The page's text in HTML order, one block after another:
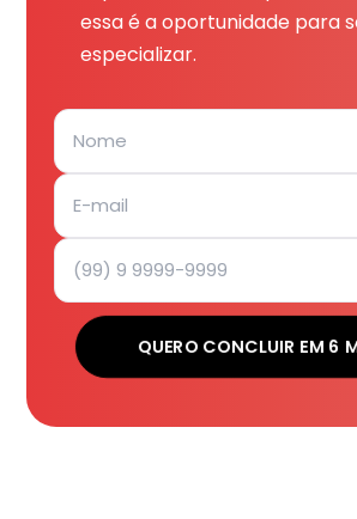
essa é a oportunidade para
especializar.
QUERO CONCLUIR EM 6